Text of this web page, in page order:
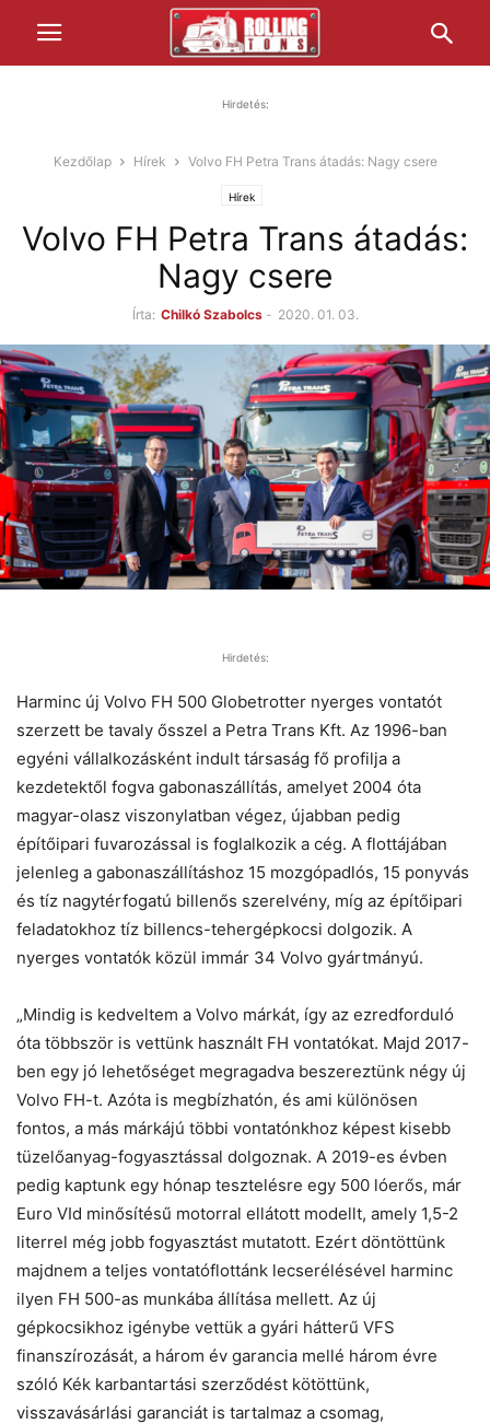
Hirdetés:
Kezdőlap Hírek Volvo FH Petra Trans átadás: Nagy csere
Hírek
Volvo FH Petra Trans átadás:
Nagy csere
Írta: Chilkó Szabolcs - 2020. 01. 03.
Hirdetés:
Harminc új Volvo FH 500 Globetrotter nyerges vontatót
szerzett be tavaly ősszel a Petra Trans Kft. Az 1996-ban
egyéni vállalkozásként indult társaság fő profilja a
kezdetektől fogva gabonaszállítás, amelyet 2004 óta
magyar-olasz viszonylatban végez, újabban pedig
építőipari fuvarozással is foglalkozik a cég. A flottájában
jelenleg a gabonaszállításhoz 15 mozgópadlós, 15 ponyvás
és tíz nagytérfogatú billenős szerelvény, míg az építőipari
feladatokhoz tíz billencs-tehergépkocsi dolgozik. A
nyerges vontatók közül immár 34 Volvo gyártmányú.
„Mindig is kedveltem a Volvo márkát, így az ezredforduló
óta többször is vettünk használt FH vontatókat. Majd 2017-
ben egy jó lehetőséget megragadva beszereztünk négy új
Volvo FH-t. Azóta is megbízhatón, és ami különösen
fontos, a más márkájú többi vontatónkhoz képest kisebb
tüzelőanyag-fogyasztással dolgoznak. A 2019-es évben
pedig kaptunk egy hónap tesztelésre egy 500 lóerős, már
Euro VId minősítésű motorral ellátott modellt, amely 1,5-2
literrel még jobb fogyasztást mutatott. Ezért döntöttünk
majdnem a teljes vontatóflottánk lecserélésével harminc
ilyen FH 500-as munkába állítása mellett. Az új
gépkocsikhoz igénybe vettük a gyári hátterű VFS
finanszírozását, a három év garancia mellé három évre
szóló Kék karbantartási szerződést kötöttünk,
visszavásárlási garanciát is tartalmaz a csomag,